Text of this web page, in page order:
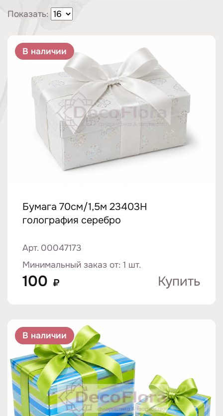
Показать:
В наличии
Бумага 70см/1,5м 23403H
голография серебро
Арт. 00047173
Минимальный заказ от: 1 шт.
100 ₽ Купить
В наличии